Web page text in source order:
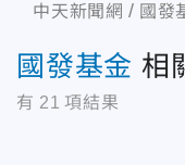
中天新聞網 國發
國發基金 相
有 21 項結果